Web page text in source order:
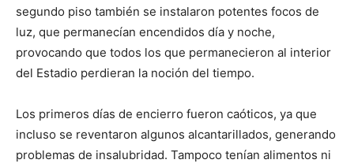
segundo piso también se instalaron potentes focos de
luz, que permanecían encendidos día y noche,
provocando que todos los que permanecieron al interior
del Estadio perdieran la noción del tiempo.
Los primeros días de encierro fueron caóticos, ya que
incluso se reventaron algunos alcantarillados, generando
problemas de insalubridad. Tampoco tenían alimentos ni